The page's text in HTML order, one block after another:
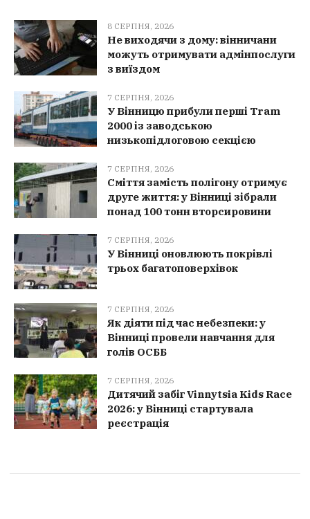
8 СЕРПНЯ, 2026
Не виходячи з дому: вінничани
можуть отримувати адмінпослуги
з виїздом
7 СЕРПНЯ, 2026
У Вінницю прибули перші Tram
2000 із заводською
низькопідлоговою секцією
7 СЕРПНЯ, 2026
Сміття замість полігону отримує
друге життя: у Вінниці зібрали
понад 100 тонн вторсировини
7 СЕРПНЯ, 2026
У Вінниці оновлюють покрівлі
трьох багатоповерхівок
7 СЕРПНЯ, 2026
Як діяти під час небезпеки: у
Вінниці провели навчання для
голів ОСББ
7 СЕРПНЯ, 2026
Дитячий забіг Vinnytsia Kids Race
2026: у Вінниці стартувала
реєстрація